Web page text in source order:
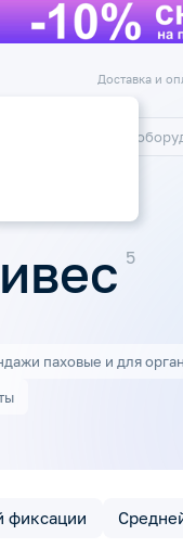
Доставка и
паховые и для
фиксации